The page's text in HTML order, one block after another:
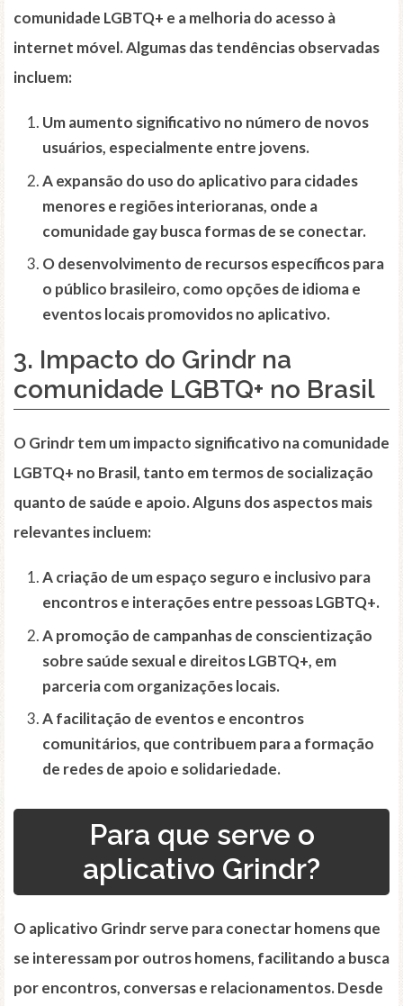
comunidade LGBTQ+ e a melhoria do acesso à
internet móvel. Algumas das tendências observadas
incluem:
Um aumento significativo no número de novos
usuários, especialmente entre jovens.
A expansão do uso do aplicativo para cidades
menores e regiões interioranas, onde a
comunidade gay busca formas de se conectar.
O desenvolvimento de recursos específicos para
o público brasileiro, como opções de idioma e
eventos locais promovidos no aplicativo.
3. Impacto do Grindr na
comunidade LGBTQ+ no Brasil
O Grindr tem um impacto significativo na comunidade
LGBTQ+ no Brasil, tanto em termos de socialização
quanto de saúde e apoio. Alguns dos aspectos mais
relevantes incluem:
A criação de um espaço seguro e inclusivo para
encontros e interações entre pessoas LGBTQ+.
A promoção de campanhas de conscientização
sobre saúde sexual e direitos LGBTQ+, em
parceria com organizações locais.
A facilitação de eventos e encontros
comunitários, que contribuem para a formação
de redes de apoio e solidariedade.
Para que serve o
aplicativo Grindr?
O aplicativo Grindr serve para conectar homens que
se interessam por outros homens, facilitando a busca
por encontros, conversas e relacionamentos. Desde